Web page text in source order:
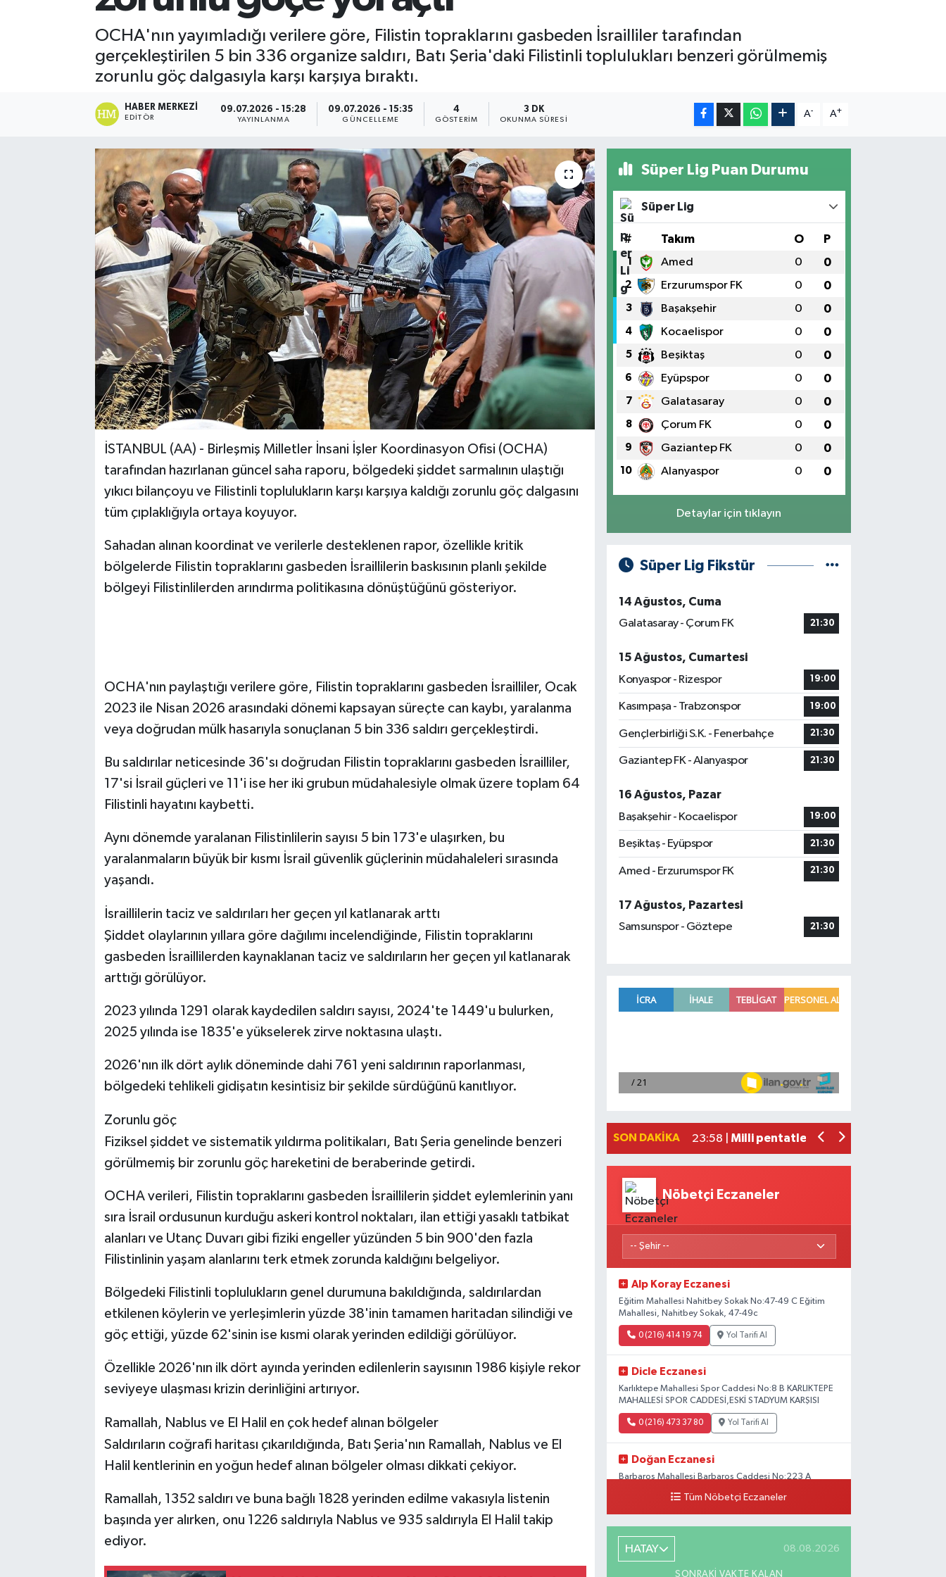
OCHA'nın yayımladığı verilere göre, Filistin topraklarını gasbeden İsrailliler tarafından
gerçekleştirilen 5 bin 336 organize saldırı, Batı Şeria'daki Filistinli toplulukları benzeri görülmemiş
zorunlu göç dalgasıyla karşı karşıya bıraktı.
HABER MERKEZI
EDITÖR
09.07.2026 - 15:28
YAYINLANMA
09.07.2026 - 15:35
GÜNCELLEME
4
GÖSTERIM
3 DK
OKUNMA SÜRESI
A- A+
İSTANBUL (AA) - Birleşmiş Milletler İnsani İşler Koordinasyon Ofisi (OCHA)
tarafından hazırlanan güncel saha raporu, bölgedeki şiddet sarmalının ulaştığı
yıkıcı bilançoyu ve Filistinli toplulukların karşı karşıya kaldığı zorunlu göç dalgasını
tüm çıplaklığıyla ortaya koyuyor.
Sahadan alınan koordinat ve verilerle desteklenen rapor, özellikle kritik
bölgelerde Filistin topraklarını gasbeden İsraillilerin baskısının planlı şekilde
bölgeyi Filistinlilerden arındırma politikasına dönüştüğünü gösteriyor.
OCHA'nın paylaştığı verilere göre, Filistin topraklarını gasbeden İsrailliler, Ocak
2023 ile Nisan 2026 arasındaki dönemi kapsayan süreçte can kaybı, yaralanma
veya doğrudan mülk hasarıyla sonuçlanan 5 bin 336 saldırı gerçekleştirdi.
Bu saldırılar neticesinde 36'sı doğrudan Filistin topraklarını gasbeden İsrailliler,
17'si İsrail güçleri ve 11'i ise her iki grubun müdahalesiyle olmak üzere toplam 64
Filistinli hayatını kaybetti.
Aynı dönemde yaralanan Filistinlilerin sayısı 5 bin 173'e ulaşırken, bu
yaralanmaların büyük bir kısmı İsrail güvenlik güçlerinin müdahaleleri sırasında
yaşandı.
İsraillilerin taciz ve saldırıları her geçen yıl katlanarak arttı
Şiddet olaylarının yıllara göre dağılımı incelendiğinde, Filistin topraklarını
gasbeden İsraillilerden kaynaklanan taciz ve saldırıların her geçen yıl katlanarak
arttığı görülüyor.
2023 yılında 1291 olarak kaydedilen saldırı sayısı, 2024'te 1449'u bulurken,
2025 yılında ise 1835'e yükselerek zirve noktasına ulaştı.
2026'nın ilk dört aylık döneminde dahi 761 yeni saldırının raporlanması,
bölgedeki tehlikeli gidişatın kesintisiz bir şekilde sürdüğünü kanıtlıyor.
Zorunlu göç
Fiziksel şiddet ve sistematik yıldırma politikaları, Batı Şeria genelinde benzeri
görülmemiş bir zorunlu göç hareketini de beraberinde getirdi.
OCHA verileri, Filistin topraklarını gasbeden İsraillilerin şiddet eylemlerinin yanı
sıra İsrail ordusunun kurduğu askeri kontrol noktaları, ilan ettiği yasaklı tatbikat
alanları ve Utanç Duvarı gibi fiziki engeller yüzünden 5 bin 900'den fazla
Filistinlinin yaşam alanlarını terk etmek zorunda kaldığını belgeliyor.
Bölgedeki Filistinli toplulukların genel durumuna bakıldığında, saldırılardan
etkilenen köylerin ve yerleşimlerin yüzde 38'inin tamamen haritadan silindiği ve
göç ettiği, yüzde 62'sinin ise kısmi olarak yerinden edildiği görülüyor.
Özellikle 2026'nın ilk dört ayında yerinden edilenlerin sayısının 1986 kişiyle rekor
seviyeye ulaşması krizin derinliğini artırıyor.
Ramallah, Nablus ve El Halil en çok hedef alınan bölgeler
Saldırıların coğrafi haritası çıkarıldığında, Batı Şeria'nın Ramallah, Nablus ve El
Halil kentlerinin en yoğun hedef alınan bölgeler olması dikkati çekiyor.
Ramallah, 1352 saldırı ve buna bağlı 1828 yerinden edilme vakasıyla listenin
başında yer alırken, onu 1226 saldırıyla Nablus ve 935 saldırıyla El Halil takip
ediyor.
Süper Lig Puan Durumu
Süper Lig
# Takım O P
1 Amed 0 0
2 Erzurumspor FK 0 0
3 Başakşehir 0 0
4 Kocaelispor 0 0
5 Beşiktaş 0 0
6 Eyüpspor 0 0
7 Galatasaray 0 0
8 Çorum FK 0 0
9 Gaziantep FK 0 0
10 Alanyaspor 0 0
Detaylar için tıklayın
Süper Lig Fikstür
14 Ağustos, Cuma
Galatasaray - Çorum FK
21:30
15 Ağustos, Cumartesi
Konyaspor - Rizespor
19:00
Kasımpaşa - Trabzonspor 19:00
Gençlerbirliği S.K. - Fenerbahçe 21:30
Gaziantep FK - Alanyaspor 21:30
16 Ağustos, Pazar
Başakşehir - Kocaelispor
19:00
Beşiktaş - Eyüpspor 21:30
Amed - Erzurumspor FK 21:30
17 Ağustos, Pazartesi
Samsunspor - Göztepe
21:30
SON DAKIKA
Mersin'de uyuşturucu
23:58 | Milli pentatletler Kıvanç Taşyaran ve
Nöbetçi Eczaneler
Alp Koray Eczanesi
Eğitim Mahallesi Nahitbey Sokak No:47-49 C Eğitim
Mahallesi, Nahitbey Sokak, 47-49c
0 (216) 414 19 74 Yol Tarifi Al
Dicle Eczanesi
Karlıktepe Mahallesi Spor Caddesi No:8 B KARLIKTEPE
MAHALLESİ SPOR CADDESİ,ESKİ STADYUM KARŞISI
0 (216) 473 37 80 Yol Tarifi Al
Doğan Eczanesi
Barbaros Mahallesi Barbaros Caddesi No:223 A
Mali Eczanesi
Tüm Nöbetçi Eczaneler
HATAY 08.08.2026
SONRAKI VAKTE KALAN